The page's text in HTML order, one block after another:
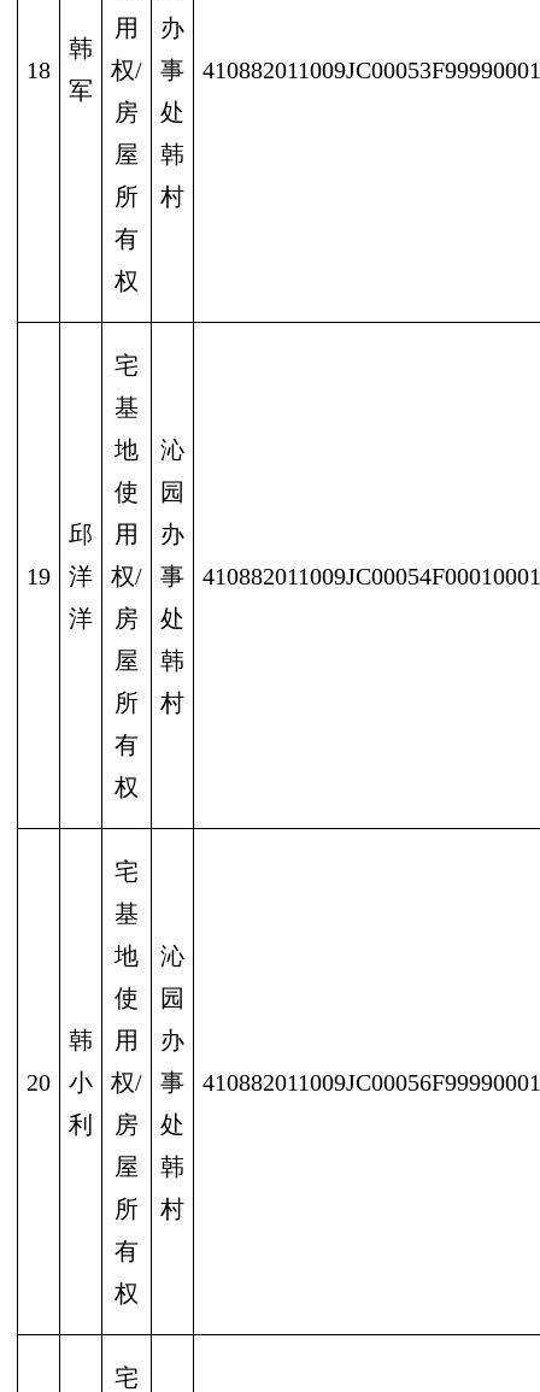
18
韩
军
用
权/
房
屋
所
有
权
办
事
处
韩
村
410882011009JC00053F99990001
19
邱
洋
洋
宅
基
地
使
用
权/
房
屋
所
有
权
沁
园
办
事
处
韩
村
410882011009JC00054F00010001
20
韩
小
利
宅
基
地
使
用
权/
房
屋
所
有
权
沁
园
办
事
处
韩
村
410882011009JC00056F99990001
宅